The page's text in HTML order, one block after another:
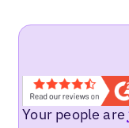
Your people are